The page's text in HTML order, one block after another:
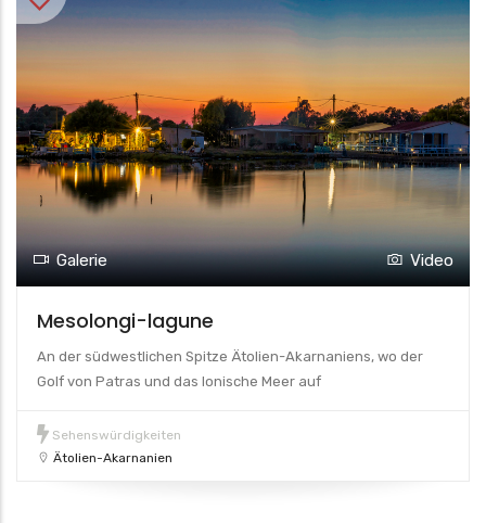
Galerie Video
Mesolongi-lagune
An der südwestlichen Spitze Ätolien-Akarnaniens, wo der
Golf von Patras und das Ionische Meer auf
Sehenswürdigkeiten
Ätolien-Akarnanien